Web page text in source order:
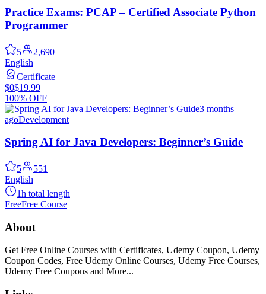
Practice Exams: PCAP – Certified Associate Python
Programmer
5
2,690
English
Certificate
$0$19.99
100% OFF
3 months
agoDevelopment
Spring AI for Java Developers: Beginner’s Guide
5
551
English
1h total length
FreeFree Course
About
Get Free Online Courses with Certificates, Udemy Coupon, Udemy
Coupon Codes, Free Udemy Online Courses, Udemy Free Courses,
Udemy Free Coupons and More...